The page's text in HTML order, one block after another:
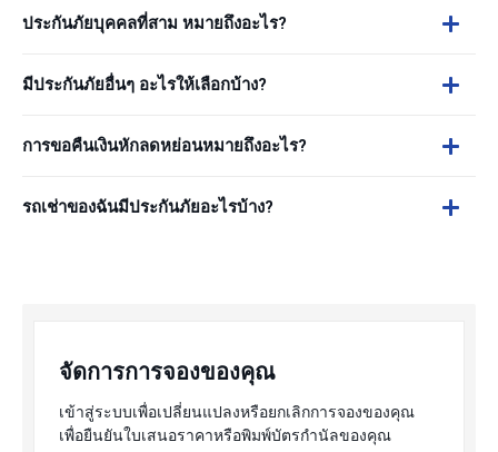
ประกันภัยบุคคลที่สาม หมายถึงอะไร?
มีประกันภัยอื่นๆ อะไรให้เลือกบ้าง?
การขอคืนเงินหักลดหย่อนหมายถึงอะไร?
รถเช่าของฉันมีประกันภัยอะไรบ้าง?
จัดการการจองของคุณ
เข้าสู่ระบบเพื่อเปลี่ยนแปลงหรือยกเลิกการจองของคุณ
เพื่อยืนยันใบเสนอราคาหรือพิมพ์บัตรกำนัลของคุณ